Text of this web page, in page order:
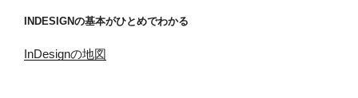
INDESIGNの基本がひとめでわかる
InDesignの地図